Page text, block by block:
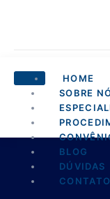
HOME
SOBRE
BLOG
DÚVIDAS
CONTATO